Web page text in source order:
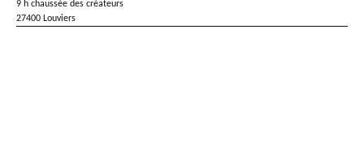
9 h chaussée des créateurs
27400 Louviers